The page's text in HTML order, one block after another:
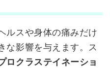
ルスや身体の痛みだけ
な影響を与えます。ス
ロクラステイネーショ